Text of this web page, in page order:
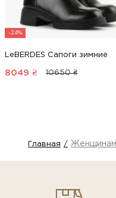
-24%
LeBERDES Сапоги зимние
8049 ₴ 10650 ₴
Главная Женщинам